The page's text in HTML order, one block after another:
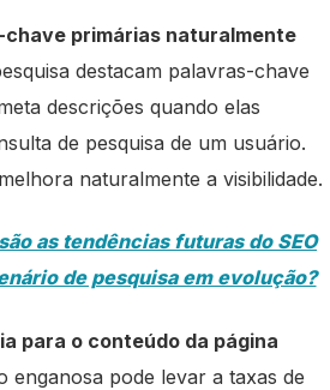
primárias naturalmente
destacam palavras-chave
descrições quando elas
de pesquisa de um usuário.
naturalmente a visibilidade.
as tendências futuras do SEO
de pesquisa em evolução?
para o conteúdo da página
enganosa pode levar a taxas de